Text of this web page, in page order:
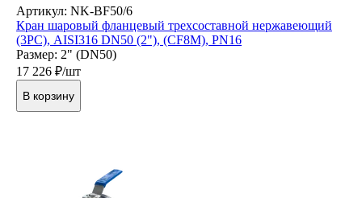
Артикул: NK-BF50/6
Кран шаровый фланцевый трехсоставной нержавеющий
(3PC), AISI316 DN50 (2"), (CF8M), PN16
Размер: 2" (DN50)
17 226 ₽/шт
В корзину